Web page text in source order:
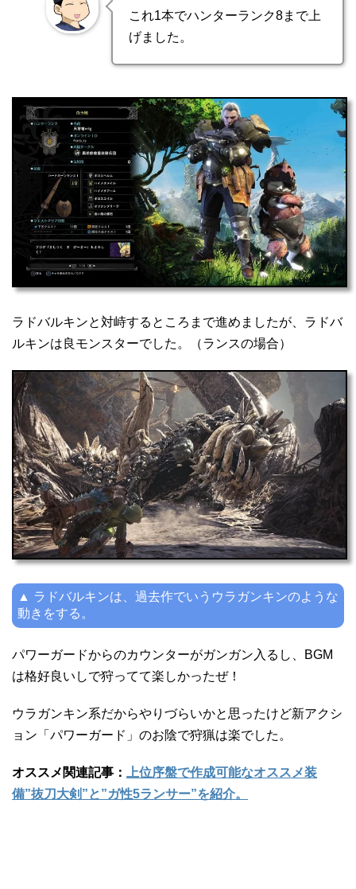
これ1本でハンターランク8まで上
げました。
ラドバルキンと対峙するところまで進めましたが、ラドバ
ルキンは良モンスターでした。（ランスの場合）
▲ ラドバルキンは、過去作でいうウラガンキンのような
動きをする。
パワーガードからのカウンターがガンガン入るし、BGM
は格好良いしで狩ってて楽しかったぜ！
ウラガンキン系だからやりづらいかと思ったけど新アクシ
ョン「パワーガード」のお陰で狩猟は楽でした。
オススメ関連記事：
上位序盤で作成可能なオススメ装
備”抜刀大剣”と”ガ性5ランサー”を紹介。